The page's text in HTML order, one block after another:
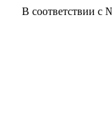
В соответствии